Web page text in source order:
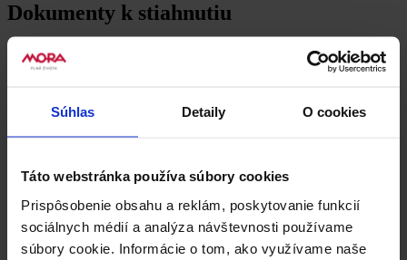
Súhlas Detaily O cookies
Táto webstránka používa súbory cookies
Prispôsobenie obsahu a reklám, poskytovanie funkcií
sociálnych médií a analýza návštevnosti používame
súbory cookie. Informácie o tom, ako využívame naše
Dokumenty k stiahnutiu
Buďte první, kdo produkt Zmenšovacia drôtená mriežka / 851320
ohodnotí.